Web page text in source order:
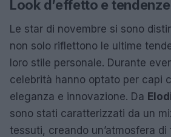
Look d’effetto e
Le star di novembre si sono
non solo riflettono le ultime
loro stile personale. Durante
celebrità hanno optato per capi
eleganza e innovazione. Da
sono stati caratterizzati da un
tessuti, creando un’atmosfera di